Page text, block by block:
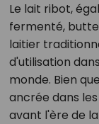
Le lait ribot,
fermenté,
laitier
d'utilisation
monde. Bien
ancrée dans
avant l'ère de